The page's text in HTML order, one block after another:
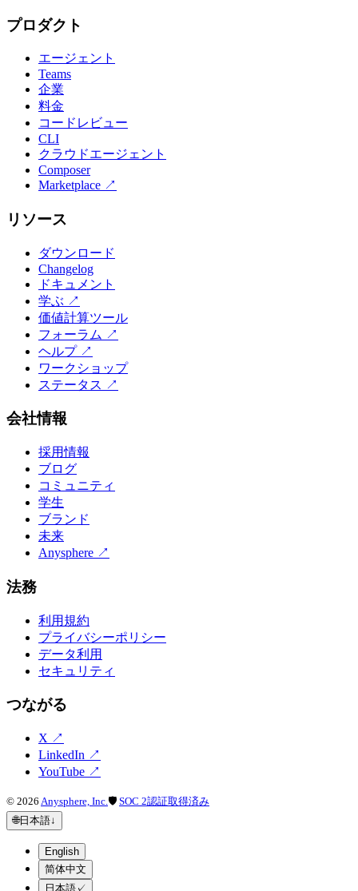
プロダクト
エージェント
Teams
企業
料金
コードレビュー
CLI
クラウドエージェント
Composer
Marketplace ↗
リソース
ダウンロード
Changelog
ドキュメント
学ぶ ↗
価値計算ツール
フォーラム ↗
ヘルプ↗
ワークショップ
ステータス ↗
会社情報
採用情報
ブログ
コミュニティ
学生
ブランド
未来
Anysphere ↗
法務
利用規約
プライバシーポリシー
データ利用
セキュリティ
つながる
X ↗
LinkedIn ↗
YouTube ↗
© 2026 Anysphere, Inc. 🛡 SOC 2認証取得済み
🌐日本語↓
English
简体中文
日本語 ✓